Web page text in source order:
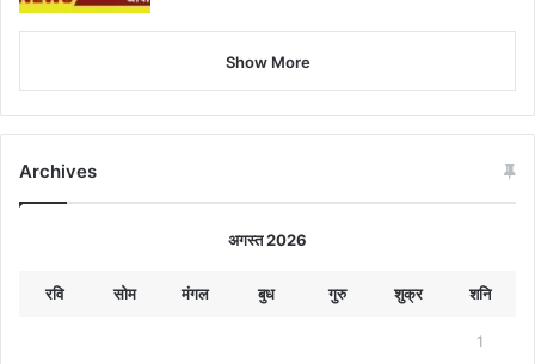
Show More
Archives
अगस्त 2026
रवि सोम मंगल बुध गुरु शुक्र शनि
1